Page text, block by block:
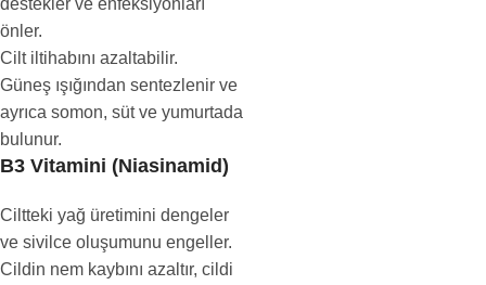
destekler ve enfeksiyonları
önler.
Cilt iltihabını azaltabilir.
Güneş ışığından sentezlenir ve
ayrıca somon, süt ve yumurtada
bulunur.
B3 Vitamini (Niasinamid)
Ciltteki yağ üretimini dengeler
ve sivilce oluşumunu engeller.
Cildin nem kaybını azaltır, cildi